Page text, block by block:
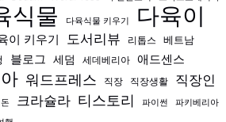
식물 다육식물 키우기 다육이
이 키우기 도서리뷰 리톱스
베트남
블로그 세덤 세데베리아 애드센스
워드프레스 직장 직장생활 직장인
크라슐라 티스토리 파이썬 파키베리아